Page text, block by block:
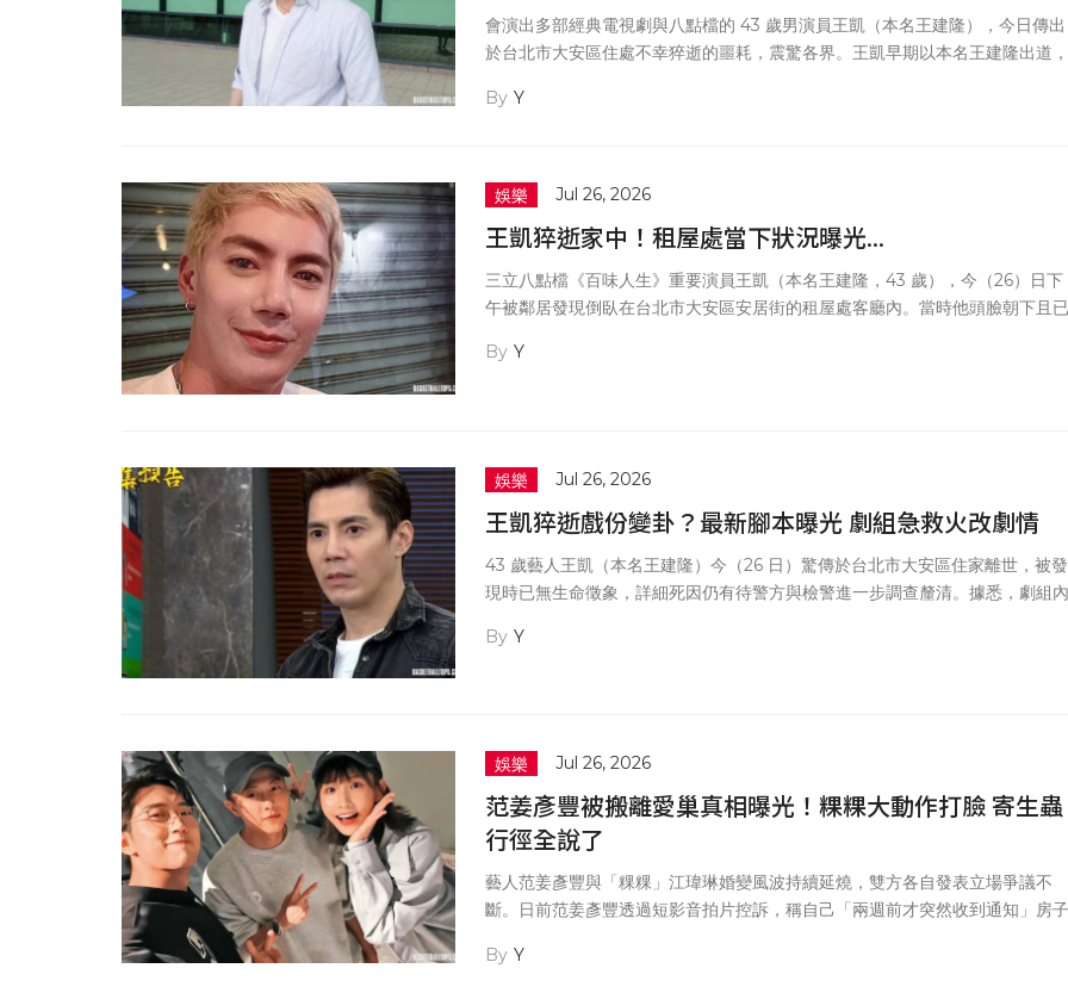
會演出多部經典電視劇與八點檔的 43 歲男演員王凱（本名王建隆），今日傳出
於台北市大安區住處不幸猝逝的噩耗，震驚各界。王凱早期以本名王建隆出道，
展，但過程並不順遂，回台後靠著《雨後驕陽》再度走紅，近年則持續活躍於台
Y
娛樂 Jul 26, 2026
王凱猝逝家中！租屋處當下狀況曝光...
三立八點檔《百味人生》重要演員王凱（本名王建隆，43 歲），今（26）日下
午被鄰居發現倒臥在台北市大安區安居街的租屋處客廳內。當時他頭臉朝下且已
車趕抵現場，經救護人員仔細確認，王凱早已氣絕多時，警方隨即封鎖現場並緊
Y
娛樂 Jul 26, 2026
王凱猝逝戲份變卦？最新腳本曝光 劇組急救火改劇情
43 歲藝人王凱（本名王建隆）今（26 日）驚傳於台北市大安區住家離世，被發
現時已無生命徵象，詳細死因仍有待警方與檢警進一步調查釐清。據悉，劇組內
Y
娛樂 Jul 26, 2026
范姜彥豐被搬離愛巢真相曝光！粿粿大動作打臉 寄生蟲
行徑全說了
藝人范姜彥豐與「粿粿」江瑋琳婚變風波持續延燒，雙方各自發表立場爭議不
斷。日前范姜彥豐透過短影音拍片控訴，稱自己「兩週前才突然收到通知」房子
子」邱勝翊的委任律師高鳳英於今（26）日正式發表 5 點聲明澄清，重砲反駁范
Y